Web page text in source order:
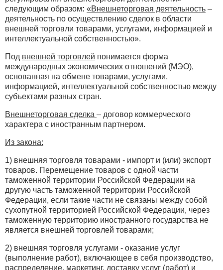
следующим образом: «Внешнеторговая деятельность –
деятельность по осуществлению сделок в области
внешней торговли товарами, услугами, информацией и
интеллектуальной собственностью».
Под внешней торговлей понимается форма
международных экономических отношений (МЭО),
основанная на обмене товарами, услугами,
информацией, интеллектуальной собственностью между
субъектами разных стран.
Внешнеторговая сделка – договор коммерческого
характера с иностранным партнером.
Из закона:
1) внешняя торговля товарами - импорт и (или) экспорт
товаров. Перемещение товаров с одной части
таможенной территории Российской Федерации на
другую часть таможенной территории Российской
Федерации, если такие части не связаны между собой
сухопутной территорией Российской Федерации, через
таможенную территорию иностранного государства не
является внешней торговлей товарами;
2) внешняя торговля услугами - оказание услуг
(выполнение работ), включающее в себя производство,
распределение, маркетинг, доставку услуг (работ) и